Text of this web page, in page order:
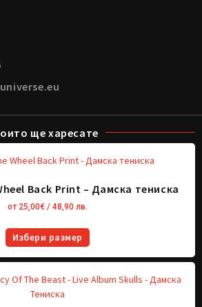
ще харесате
Back Print – Дамска тениска
от 25,00€ / 48,90 лв.
Избери размер